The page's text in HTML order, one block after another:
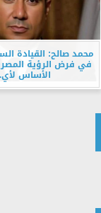
محمد صالح: القيادة
في فرض الرؤية
الأساس